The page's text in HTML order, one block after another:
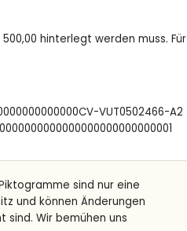
hinterlegt werden muss. Für
VUT0502466-A2
sind nur eine
und können Änderungen
Wir bemühen uns